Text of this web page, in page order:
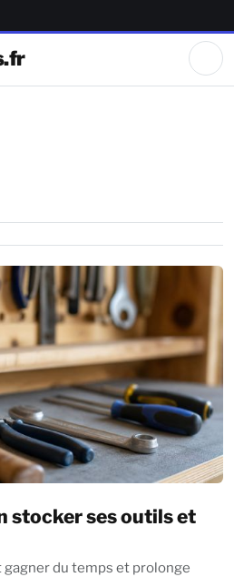
stocker ses outils et
gagner du temps et prolonge